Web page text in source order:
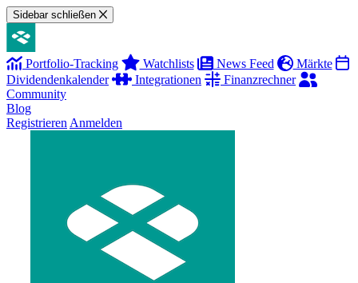
Sidebar schließen
Portfolio-Tracking Watchlists News Feed
Märkte
Dividendenkalender
Integrationen
Finanzrechner
Community
Blog
Registrieren Anmelden